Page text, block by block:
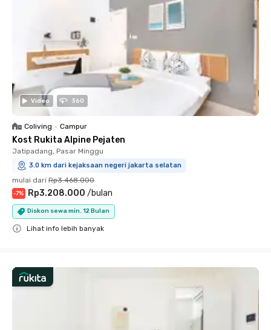
Video 360
Coliving • Campur
Kost Rukita Alpine Pejaten
Jatipadang, Pasar Minggu
3.0 km dari kejaksaan negeri jakarta selatan
mulai dari Rp3.468.000
-7% Rp3.208.000 /bulan
Diskon sewa min. 12 Bulan
Lihat info lebih banyak